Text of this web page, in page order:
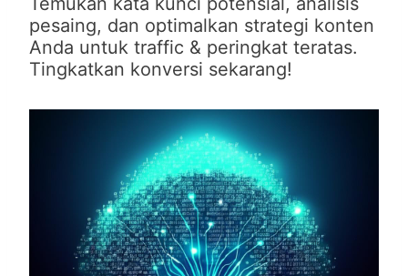
pesaing, dan optimalkan strategi konten
Anda untuk traffic & peringkat teratas.
Tingkatkan konversi sekarang!